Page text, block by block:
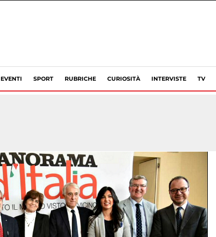
EVENTI SPORT RUBRICHE CURIOSITÀ INTERVISTE TV